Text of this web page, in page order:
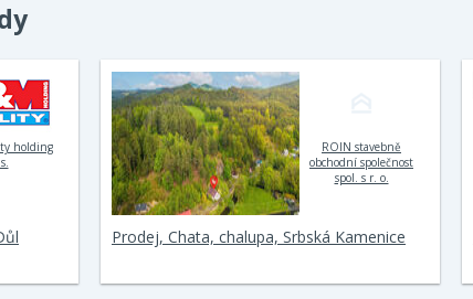
holding
ROIN stavebně
obchodní společnost
spol. s r. o.
Prodej, Chata, chalupa, Srbská Kamenice